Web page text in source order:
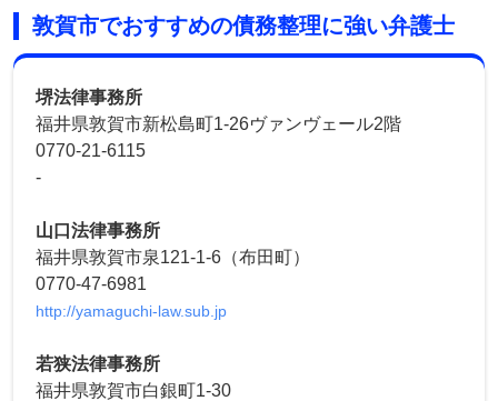
敦賀市でおすすめの債務整理に強い弁護士
堺法律事務所
福井県敦賀市新松島町1-26ヴァンヴェール2階
0770-21-6115
-
山口法律事務所
福井県敦賀市泉121-1-6（布田町）
0770-47-6981
http://yamaguchi-law.sub.jp
若狭法律事務所
福井県敦賀市白銀町1-30